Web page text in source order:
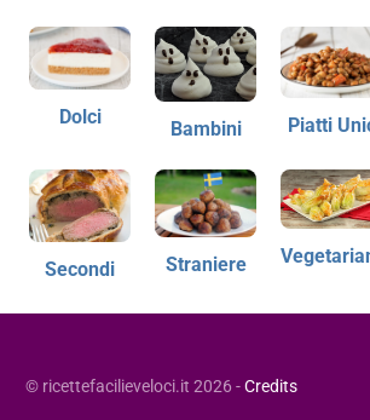
Dolci
Bambini Piatti
Secondi Straniere
© ricettefacilieveloci.it 2026 -Credits